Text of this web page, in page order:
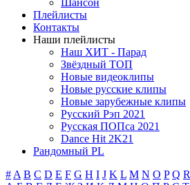
Шансон
Плейлисты
Контакты
Наши плейлисты
Наш ХИТ - Парад
Звёздный ТОП
Новые видеоклипы
Новые русские клипы
Новые зарубежные клипы
Русский Рэп 2021
Русская ПОПса 2021
Dance Hit 2K21
Рандомный PL
# A B C D E F G H I J K L M N O P Q R